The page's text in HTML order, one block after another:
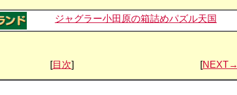
ジャグラー小田原の箱詰めパズル天国
[目次] [NEXT→